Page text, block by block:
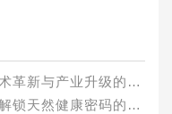
与产业升级的驱动力量
然健康密码的绿色科技